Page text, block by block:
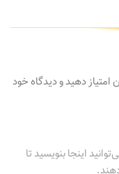
امتیاز دهید و دیدگاه خود
اینجا بنویسید تا